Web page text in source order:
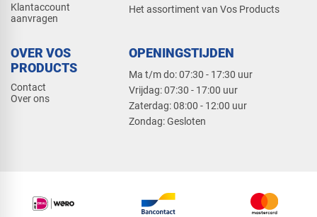
Klantaccount
aanvragen
Het assortiment van Vos Products
OVER VOS
PRODUCTS
Contact
Over ons
OPENINGSTIJDEN
Ma t/m do: 07:30 - 17:30 uur
​Vrijdag: 07:30 - 17:00 uur
​Zaterdag: 08:00 - 12:00 uur
​Zondag: Gesloten